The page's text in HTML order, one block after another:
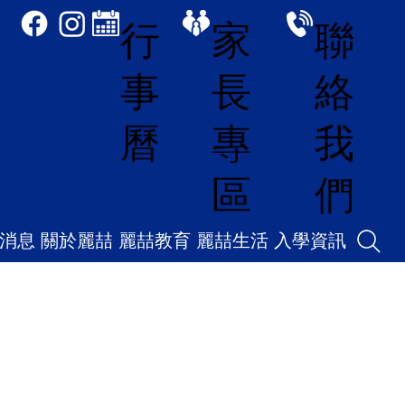
行
事
曆
家
長
專
區
聯
絡
我
們
息 關於麗喆 麗喆教育 麗喆生活 入學資訊